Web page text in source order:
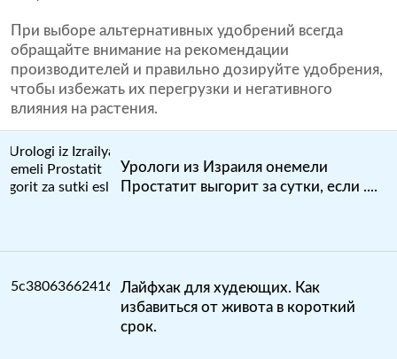
При выборе альтернативных удобрений всегда
обращайте внимание на рекомендации
производителей и правильно дозируйте удобрения,
чтобы избежать их перегрузки и негативного
влияния на растения.
Урологи из Израиля онемели
Простатит выгорит за сутки, если ....
Лайфхак для худеющих. Как
избавиться от живота в короткий
срок.